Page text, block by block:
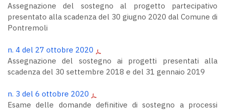
Assegnazione del sostegno al progetto partecipativo
presentato alla scadenza del 30 giugno 2020 dal Comune di
Pontremoli
n. 4 del 27 ottobre 2020
Assegnazione del sostegno ai progetti presentati alla
scadenza del 30 settembre 2018 e del 31 gennaio 2019
n. 3 del 6 ottobre 2020
Esame delle domande definitive di sostegno a processi